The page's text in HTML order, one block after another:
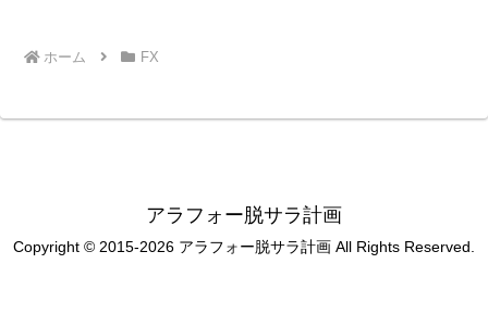
ホーム FX
アラフォー脱サラ計画
Copyright © 2015-2026 アラフォー脱サラ計画 All Rights Reserved.